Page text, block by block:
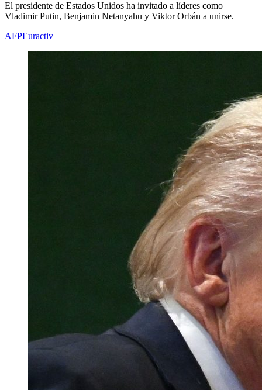
El presidente de Estados Unidos ha invitado a líderes como
Vladimir Putin, Benjamin Netanyahu y Viktor Orbán a unirse.
AFPEuractiv